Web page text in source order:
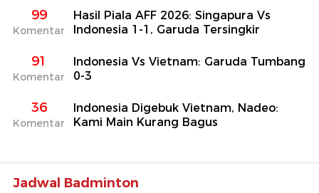
99
Komentar
Hasil Piala AFF 2026: Singapura Vs
Indonesia 1-1, Garuda Tersingkir
91
Komentar
Indonesia Vs Vietnam: Garuda Tumbang
0-3
36
Komentar
Indonesia Digebuk Vietnam, Nadeo:
Kami Main Kurang Bagus
Jadwal Badminton